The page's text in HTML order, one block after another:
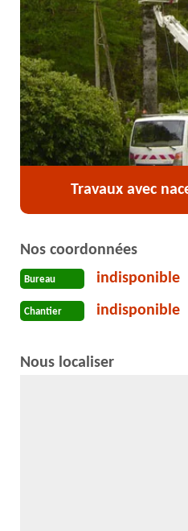
Travaux avec
Nos coordonnées
Bureau indisponible
Chantier indisponible
Nous localiser